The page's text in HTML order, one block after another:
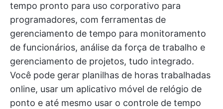
tempo pronto para uso corporativo para
programadores, com ferramentas de
gerenciamento de tempo para monitoramento
de funcionários, análise da força de trabalho e
gerenciamento de projetos, tudo integrado.
Você pode gerar planilhas de horas trabalhadas
online, usar um aplicativo móvel de relógio de
ponto e até mesmo usar o controle de tempo